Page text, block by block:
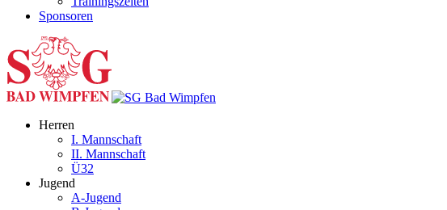
Sponsoren
Herren
I. Mannschaft
II. Mannschaft
Ü32
Jugend
A-Jugend